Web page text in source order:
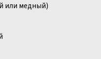
или медный)